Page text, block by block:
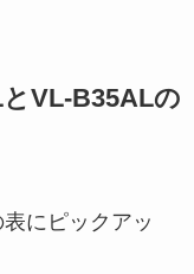
VL-B35ALの
にピックアッ